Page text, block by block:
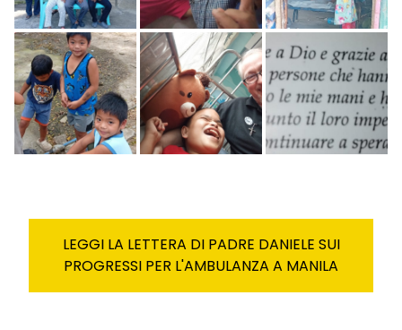
LEGGI LA LETTERA DI PADRE DANIELE SUI
PROGRESSI PER L'AMBULANZA A MANILA